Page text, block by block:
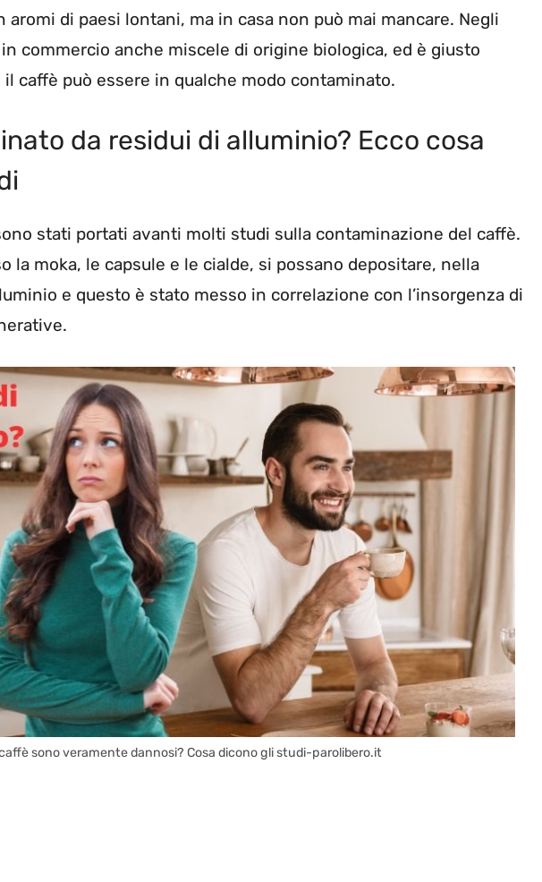
aromi di paesi lontani, ma in casa non può mai mancare. Negli
commercio anche miscele di origine biologica, ed è giusto
caffè può essere in qualche modo contaminato.
da residui di alluminio? Ecco cosa
stati portati avanti molti studi sulla contaminazione del caffè.
la moka, le capsule e le cialde, si possano depositare, nella
e questo è stato messo in correlazione con l’insorgenza di
sono veramente dannosi? Cosa dicono gli studi-parolibero.it